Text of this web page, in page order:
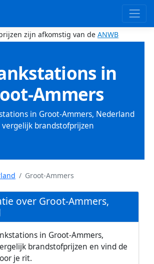
zijn afkomstig van de ANWB
in
Ammers
in Groot-Ammers, Nederland
vergelijk brandstofprijzen
Groot-Ammers
over Groot-Ammers,
in Groot-Ammers,
brandstofprijzen en vind de
je rit.